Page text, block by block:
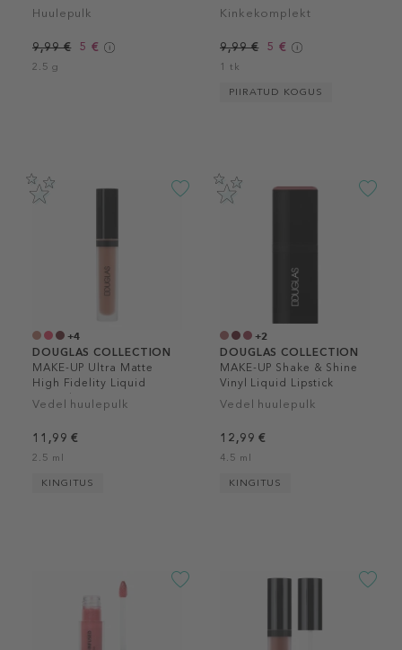
Huulepulk
9,99 € 5 €
2.5 g
Kinkekomplekt
9,99 € 5 €
1 tk
PIIRATUD KOGUS
+4
DOUGLAS COLLECTION
MAKE-UP Ultra Matte
High Fidelity Liquid
Lipstick
Vedel huulepulk
11,99 €
2.5 ml
KINGITUS
+2
DOUGLAS COLLECTION
MAKE-UP Shake & Shine
Vinyl Liquid Lipstick
Vedel huulepulk
12,99 €
4.5 ml
KINGITUS